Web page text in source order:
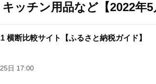
ッチン用品など【2022年5
横断比較サイト【ふるさと納税ガイド】
日 17:00